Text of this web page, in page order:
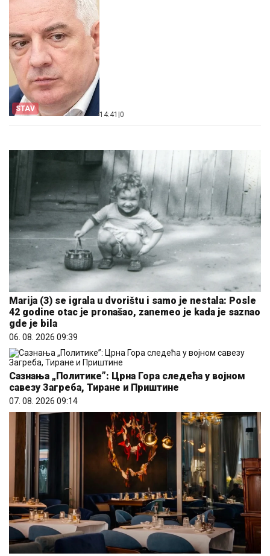
STAV
14:41 0
Marija (3) se igrala u dvorištu i samo je nestala: Posle
42 godine otac je pronašao, zanemeo je kada je saznao
gde je bila
06. 08. 2026 09:39
Сазнања „Политике”: Црна Гора следећа у војном
савезу Загреба, Тиране и Приштине
07. 08. 2026 09:14